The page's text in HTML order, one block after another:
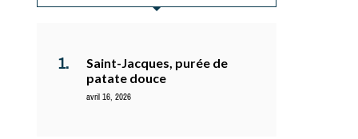
Saint-Jacques, purée de
patate douce
avril 16, 2026